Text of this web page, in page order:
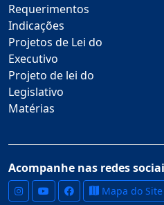
Requerimentos
Indicações
Projetos de Lei do
Executivo
Projeto de lei do
Legislativo
Matérias
Acompanhe nas redes
Mapa do Site